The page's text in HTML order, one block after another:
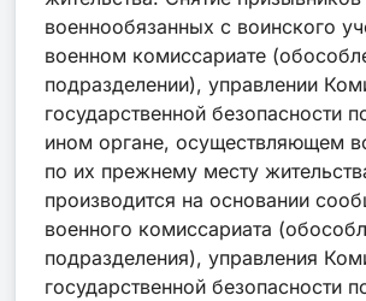
военнообязанных с воинского
военном комиссариате
подразделении), управлении
государственной безопасности
ином органе, осуществляющем
по их прежнему месту
производится на основании
военного комиссариата
подразделения), управления
государственной безопасности